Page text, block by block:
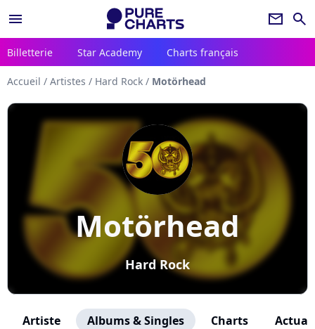
menu newsletter search
Billetterie Star Academy Charts français
Accueil / Artistes / Hard Rock / Motörhead
Motörhead
Hard Rock
Artiste Albums & Singles Charts